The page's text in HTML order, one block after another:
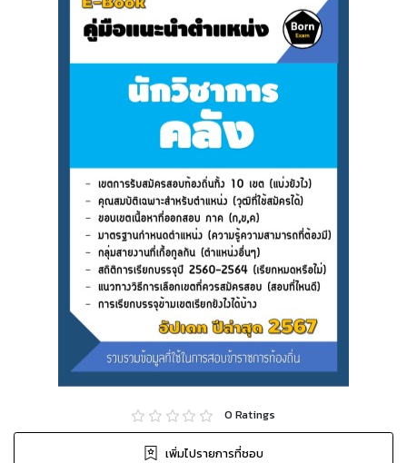
0 Ratings
เพิ่มไปรายการที่ชอบ